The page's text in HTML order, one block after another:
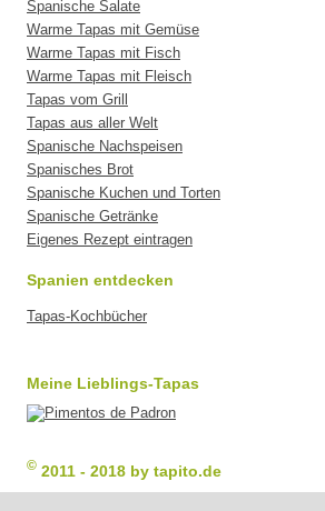
Spanische Salate
Warme Tapas mit Gemüse
Warme Tapas mit Fisch
Warme Tapas mit Fleisch
Tapas vom Grill
Tapas aus aller Welt
Spanische Nachspeisen
Spanisches Brot
Spanische Kuchen und Torten
Spanische Getränke
Eigenes Rezept eintragen
Spanien entdecken
Tapas-Kochbücher
Meine Lieblings-Tapas
© 2011 - 2018 by tapito.de